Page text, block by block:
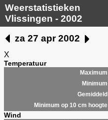
Weerstatistieken
Vlissingen - 2002
za 27 apr 2002
X
Temperatuur
Maximum
Minimum
Gemiddeld
Minimum op 10 cm hoogte
Wind